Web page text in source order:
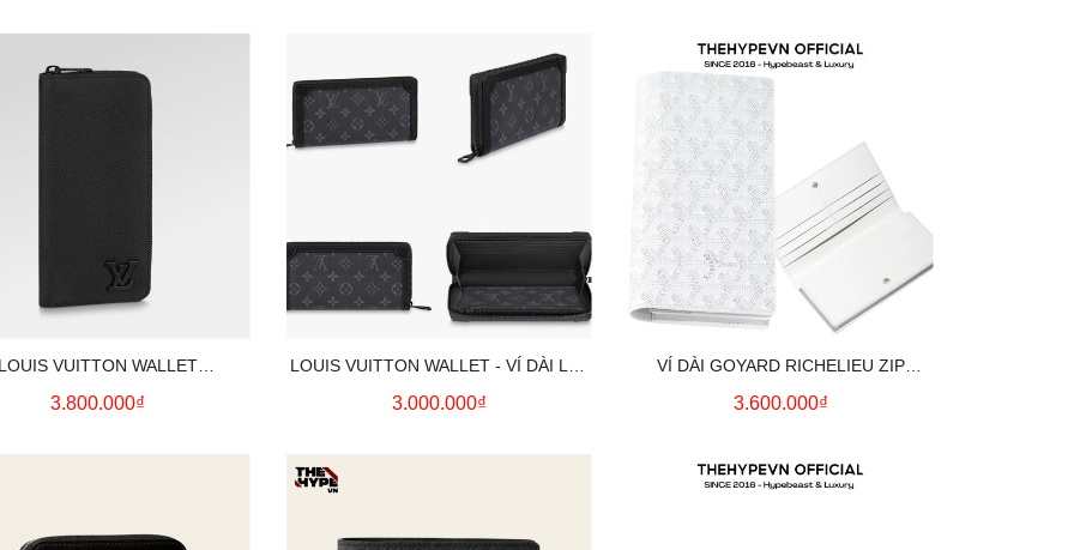
VUITTON WALLET
HORIZONTAL (BLACK)
3.800.000₫
LOUIS VUITTON WALLET - VÍ DÀI LV (
MONOGRAM )
3.000.000₫
VÍ DÀI GOYARD RICHELIEU ZIP
(WHITE)
3.600.000₫